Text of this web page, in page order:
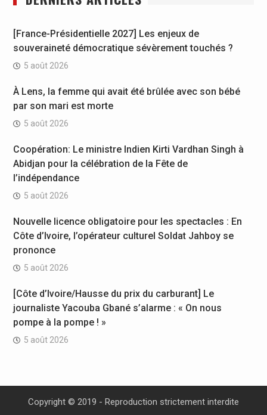
[France-Présidentielle 2027] Les enjeux de
souveraineté démocratique sévèrement touchés ?
5 août 2026
À Lens, la femme qui avait été brûlée avec son bébé
par son mari est morte
5 août 2026
Coopération: Le ministre Indien Kirti Vardhan Singh à
Abidjan pour la célébration de la Fête de
l’indépendance
5 août 2026
Nouvelle licence obligatoire pour les spectacles : En
Côte d’Ivoire, l’opérateur culturel Soldat Jahboy se
prononce
5 août 2026
[Côte d’Ivoire/Hausse du prix du carburant] Le
journaliste Yacouba Gbané s’alarme : « On nous
pompe à la pompe ! »
5 août 2026
Copyright © 2019 - Reproduction strictement interdite